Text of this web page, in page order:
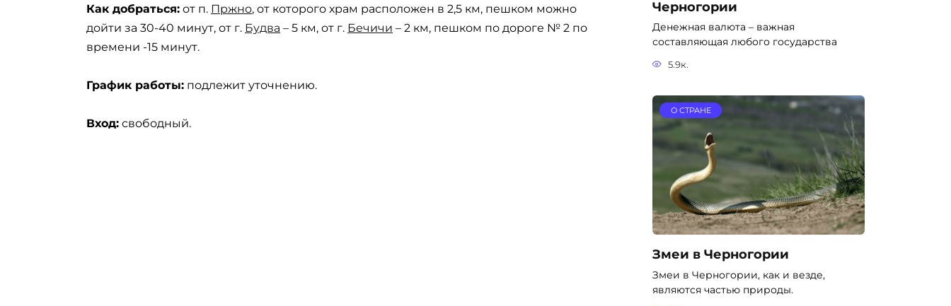
Как добраться: от п. Пржно, от которого храм расположен в 2,5 км, пешком можно
дойти за 30-40 минут, от г. Будва – 5 км, от г. Бечичи – 2 км, пешком по дороге № 2 по
времени -15 минут.
График работы: подлежит уточнению.
Вход: свободный.
Черногории
Денежная валюта – важная
составляющая любого государства
5.9к.
О СТРАНЕ
Змеи в Черногории
Змеи в Черногории, как и везде,
являются частью природы.